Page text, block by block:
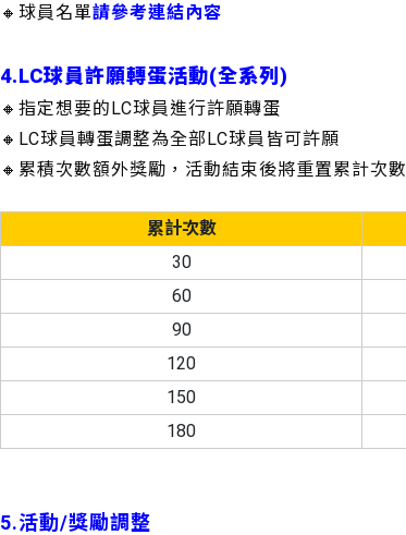
🔸球員名單請參考連結內容
4.LC球員許願轉蛋活動(全系列)
🔸指定想要的LC球員進行許願轉蛋
🔸LC球員轉蛋調整為全部LC球員皆可許願
🔸累積次數額外獎勵，活動結束後將重置累計次數
累計次數
30
60
90
120
150
180
5.活動/獎勵調整